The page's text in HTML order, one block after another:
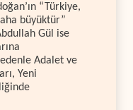
“Türkiye,
büyüktür”
Gül ise
Adalet ve
Yeni